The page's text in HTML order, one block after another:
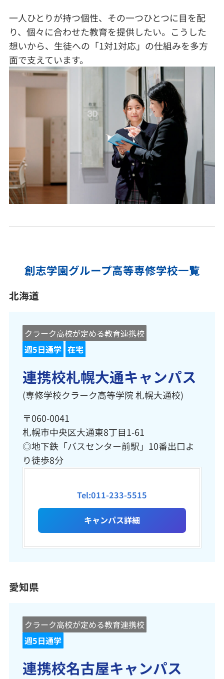
一人ひとりが持つ個性、その一つひとつに目を配
り、個々に合わせた教育を提供したい。こうした
想いから、生徒への「1対1対応」の仕組みを多方
面で支えています。
創志学園グループ高等専修学校一覧
北海道
クラーク高校が定める教育連携校
週5日通学 在宅
連携校札幌大通キャンパス
(専修学校クラーク高等学院 札幌大通校)
〒060-0041
札幌市中央区大通東8丁目1-61
◎地下鉄「バスセンター前駅」10番出口よ
り徒歩8分
Tel:011-233-5515
キャンパス詳細
愛知県
クラーク高校が定める教育連携校
週5日通学
連携校名古屋キャンパス